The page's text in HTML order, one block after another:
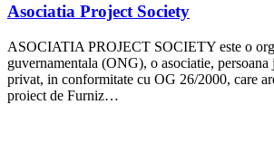
Asociatia Project Society
ASOCIATIA PROJECT SOCIETY este o
guvernamentala (ONG), o asociatie,
privat, in conformitate cu OG 26/2000, care
proiect de Furniz…